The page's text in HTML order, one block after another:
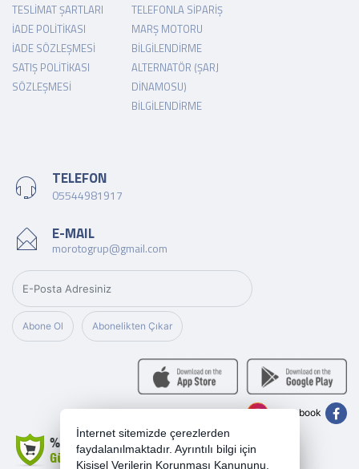
TESLIMAT ŞARTLARI
İADE POLITIKASI
İADE SÖZLEŞMESI
SATIŞ POLITIKASI
SÖZLEŞMESI
TELEFONLA SIPARIŞ
MARŞ MOTORU
BILGILENDIRME
ALTERNATÖR (ŞARJ
DINAMOSU)
BILGILENDIRME
TELEFON
05544981917
E-MAIL
morotogrup@gmail.com
Abone Ol Abonelikten Çıkar
Facebook
Instagram
İnternet sitemizde çerezlerden
faydalanılmaktadır. Ayrıntılı bilgi için
Kişisel Verilerin Korunması Kanununu,